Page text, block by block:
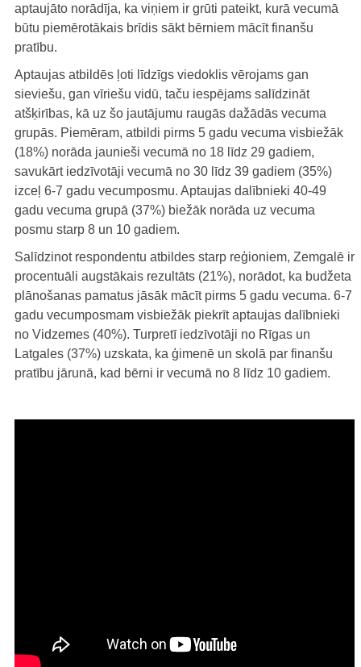
aptaujāto norādīja, ka viņiem ir grūti pateikt, kurā vecumā
būtu piemērotākais brīdis sākt bērniem mācīt finanšu
pratību.
Aptaujas atbildēs ļoti līdzīgs viedoklis vērojams gan
sieviešu, gan vīriešu vidū, taču iespējams salīdzināt
atšķirības, kā uz šo jautājumu raugās dažādās vecuma
grupās. Piemēram, atbildi pirms 5 gadu vecuma visbiežāk
(18%) norāda jaunieši vecumā no 18 līdz 29 gadiem,
savukārt iedzīvotāji vecumā no 30 līdz 39 gadiem (35%)
izceļ 6-7 gadu vecumposmu. Aptaujas dalībnieki 40-49
gadu vecuma grupā (37%) biežāk norāda uz vecuma
posmu starp 8 un 10 gadiem.
Salīdzinot respondentu atbildes starp reģioniem, Zemgalē ir
procentuāli augstākais rezultāts (21%), norādot, ka budžeta
plānošanas pamatus jāsāk mācīt pirms 5 gadu vecuma. 6-7
gadu vecumposmam visbiežāk piekrīt aptaujas dalībnieki
no Vidzemes (40%). Turpretī iedzīvotāji no Rīgas un
Latgales (37%) uzskata, ka ģimenē un skolā par finanšu
pratību jārunā, kad bērni ir vecumā no 8 līdz 10 gadiem.